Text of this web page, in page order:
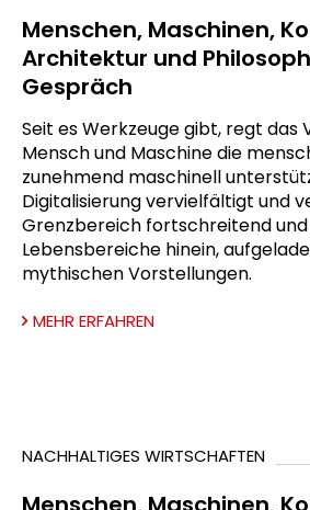
Menschen, Maschinen,
Architektur und
Gespräch
Seit es Werkzeuge gibt, regt das
Mensch und Maschine die
zunehmend maschinell
Digitalisierung vervielfältigt und
Grenzbereich fortschreitend
Lebensbereiche hinein,
mythischen Vorstellungen.
MEHR ERFAHREN
NACHHALTIGES WIRTSCHAFTEN